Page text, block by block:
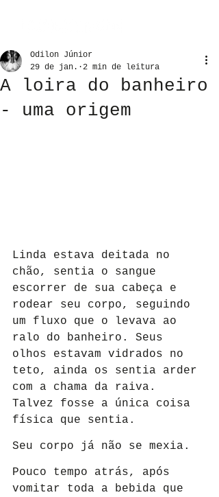
A loira do banheiro
- uma origem
Odilon Júnior
29 de jan.
2 min de leitura
Linda estava deitada no
chão, sentia o sangue
escorrer de sua cabeça e
rodear seu corpo, seguindo
um fluxo que o levava ao
ralo do banheiro. Seus
olhos estavam vidrados no
teto, ainda os sentia arder
com a chama da raiva.
Talvez fosse a única coisa
física que sentia.
Seu corpo já não se mexia.
Pouco tempo atrás, após
vomitar toda a bebida que